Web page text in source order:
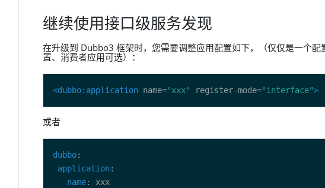
继续使用接口级服务发现
在升级到 Dubbo3 框架时，您需要调整应用配置如下，（仅仅是一个配
置、消费者应用可选）：
<dubbo:application name="xxx" register-mode="interface">
或者
dubbo
application
name